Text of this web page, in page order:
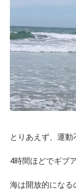
とりあえず、運
4時間ほどでギブ
海は開放的になる